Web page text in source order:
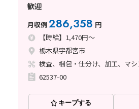
歓迎
月収例286,358 円
【時給】1,470円～
栃木県宇都宮市
検査、梱包・仕分け、加工、マ
62537-00
キープする